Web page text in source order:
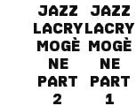
y
m
g
JAZZ
LACRY
MOGÈ
NE
PART
2
JAZZ
LACRY
MOGÈ
NE
PART
1